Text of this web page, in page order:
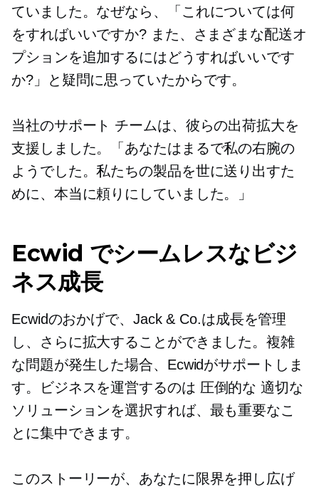
ていました。なぜなら、「これについては何
をすればいいですか? また、さまざまな配送オ
プションを追加するにはどうすればいいです
か?」と疑問に思っていたからです。
当社のサポート チームは、彼らの出荷拡大を
支援しました。「あなたはまるで私の右腕の
ようでした。私たちの製品を世に送り出すた
めに、本当に頼りにしていました。」
Ecwid でシームレスなビジ
ネス成長
Ecwidのおかげで、Jack & Co.は成長を管理
し、さらに拡大することができました。複雑
な問題が発生した場合、Ecwidがサポートしま
す。ビジネスを運営するのは 圧倒的な 適切な
ソリューションを選択すれば、最も重要なこ
とに集中できます。
このストーリーが、あなたに限界を押し広げ